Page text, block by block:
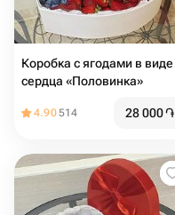
Коробка с ягодами в виде
сердца «Половинка»
4.90514 28 000֏